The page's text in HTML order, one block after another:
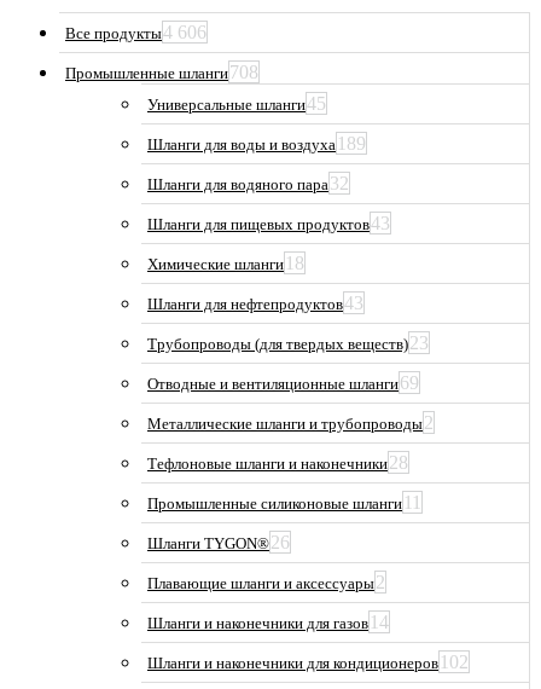
Все продукты4 606
Промышленные шланги708
Универсальные шланги45
Шланги для воды и воздуха 189
Шланги для водяного пара32
Шланги для пищевых продуктов43
Химические шланги 18
Шланги для нефтепродуктов43
Трубопроводы (для твердых веществ)23
Отводные и вентиляционные шланги69
Металлические шланги и трубопроводы2
Тефлоновые шланги и наконечники28
Промышленные силиконовые шланги 11
Шланги TYGON®26
Плавающие шланги и аксессуары2
Шланги и наконечники для газов 14
Шланги и наконечники для кондиционеров 102